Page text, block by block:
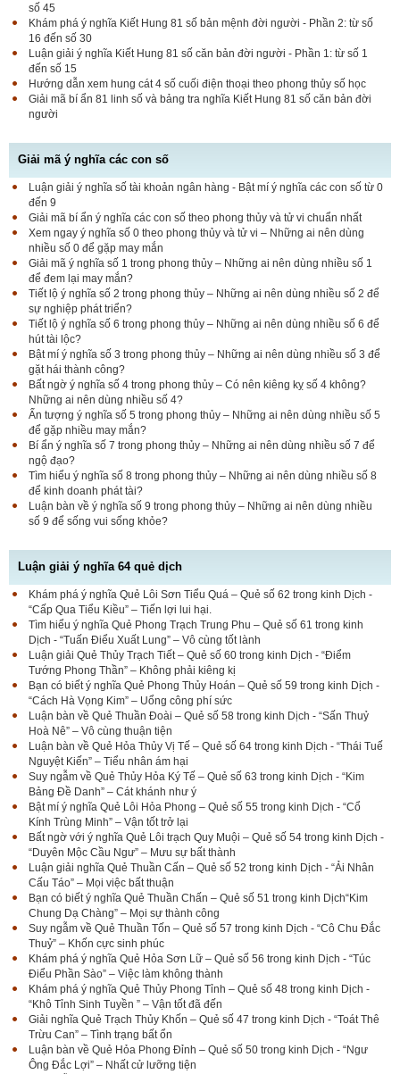
số 45
Khám phá ý nghĩa Kiết Hung 81 số bản mệnh đời người - Phần 2: từ số
16 đến số 30
Luận giải ý nghĩa Kiết Hung 81 số căn bản đời người - Phần 1: từ số 1
đến số 15
Hướng dẫn xem hung cát 4 số cuối điện thoại theo phong thủy số học
Giải mã bí ẩn 81 linh số và bảng tra nghĩa Kiết Hung 81 số căn bản đời
người
Giải mã ý nghĩa các con số
Luận giải ý nghĩa số tài khoản ngân hàng - Bật mí ý nghĩa các con số từ 0
đến 9
Giải mã bí ẩn ý nghĩa các con số theo phong thủy và tử vi chuẩn nhất
Xem ngay ý nghĩa số 0 theo phong thủy và tử vi – Những ai nên dùng
nhiều số 0 để gặp may mắn
Giải mã ý nghĩa số 1 trong phong thủy – Những ai nên dùng nhiều số 1
để đem lại may mắn?
Tiết lộ ý nghĩa số 2 trong phong thủy – Những ai nên dùng nhiều số 2 để
sự nghiệp phát triển?
Tiết lộ ý nghĩa số 6 trong phong thủy – Những ai nên dùng nhiều số 6 để
hút tài lộc?
Bật mí ý nghĩa số 3 trong phong thủy – Những ai nên dùng nhiều số 3 để
gặt hái thành công?
Bất ngờ ý nghĩa số 4 trong phong thủy – Có nên kiêng kỵ số 4 không?
Những ai nên dùng nhiều số 4?
Ấn tượng ý nghĩa số 5 trong phong thủy – Những ai nên dùng nhiều số 5
để gặp nhiều may mắn?
Bí ẩn ý nghĩa số 7 trong phong thủy – Những ai nên dùng nhiều số 7 để
ngộ đạo?
Tìm hiểu ý nghĩa số 8 trong phong thủy – Những ai nên dùng nhiều số 8
để kinh doanh phát tài?
Luận bàn về ý nghĩa số 9 trong phong thủy – Những ai nên dùng nhiều
số 9 để sống vui sống khỏe?
Luận giải ý nghĩa 64 quẻ dịch
Khám phá ý nghĩa Quẻ Lôi Sơn Tiểu Quá – Quẻ số 62 trong kinh Dịch -
“Cấp Qua Tiểu Kiều” – Tiến lợi lui hại.
Tìm hiểu ý nghĩa Quẻ Phong Trạch Trung Phu – Quẻ số 61 trong kinh
Dịch - “Tuấn Điểu Xuất Lung” – Vô cùng tốt lành
Luận giải Quẻ Thủy Trạch Tiết – Quẻ số 60 trong kinh Dịch - “Điểm
Tướng Phong Thần” – Không phải kiêng kị
Bạn có biết ý nghĩa Quẻ Phong Thủy Hoán – Quẻ số 59 trong kinh Dịch -
“Cách Hà Vọng Kim” – Uổng công phí sức
Luận bàn về Quẻ Thuần Đoài – Quẻ số 58 trong kinh Dịch - “Sấn Thuỷ
Hoà Nê” – Vô cùng thuận tiện
Luận bàn về Quẻ Hỏa Thủy Vị Tế – Quẻ số 64 trong kinh Dịch - “Thái Tuế
Nguyệt Kiến” – Tiểu nhân ám hại
Suy ngẫm về Quẻ Thủy Hỏa Ký Tế – Quẻ số 63 trong kinh Dịch - “Kim
Bảng Đề Danh” – Cát khánh như ý
Bật mí ý nghĩa Quẻ Lôi Hỏa Phong – Quẻ số 55 trong kinh Dịch - “Cổ
Kính Trùng Minh” – Vận tốt trở lại
Bất ngờ với ý nghĩa Quẻ Lôi trạch Quy Muội – Quẻ số 54 trong kinh Dịch -
“Duyên Mộc Cầu Ngư” – Mưu sự bất thành
Luận giải nghĩa Quẻ Thuần Cấn – Quẻ số 52 trong kinh Dịch - “Ải Nhân
Cấu Táo” – Mọi việc bất thuận
Bạn có biết ý nghĩa Quẻ Thuần Chấn – Quẻ số 51 trong kinh Dịch“Kim
Chung Dạ Chàng” – Mọi sự thành công
Suy ngẫm về Quẻ Thuần Tốn – Quẻ số 57 trong kinh Dịch - “Cô Chu Đắc
Thuỷ” – Khốn cực sinh phúc
Khám phá ý nghĩa Quẻ Hỏa Sơn Lữ – Quẻ số 56 trong kinh Dịch - “Túc
Điểu Phần Sào” – Việc làm không thành
Khám phá ý nghĩa Quẻ Thủy Phong Tỉnh – Quẻ số 48 trong kinh Dịch -
“Khô Tỉnh Sinh Tuyền ” – Vận tốt đã đến
Giải nghĩa Quẻ Trạch Thủy Khốn – Quẻ số 47 trong kinh Dịch - “Toát Thê
Trừu Can” – Tình trạng bất ổn
Luận bàn về Quẻ Hỏa Phong Đỉnh – Quẻ số 50 trong kinh Dịch - “Ngư
Ông Đắc Lợi” – Nhất cử lưỡng tiện